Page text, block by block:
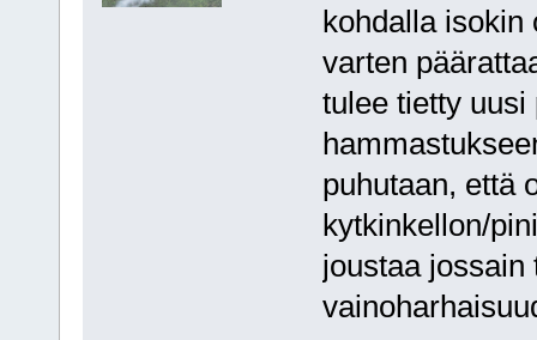
kohdalla isokin
varten
tulee tietty uusi
puhutaan, että
kytkinkellon/
joustaa jossain